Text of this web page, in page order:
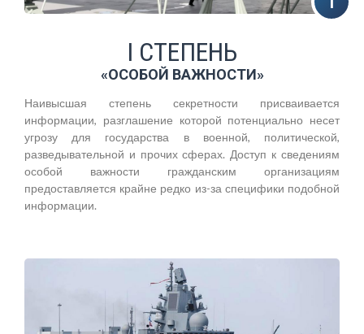
I СТЕПЕНЬ
«ОСОБОЙ ВАЖНОСТИ»
Наивысшая степень секретности присваивается
информации, разглашение которой потенциально несет
угрозу для государства в военной, политической,
разведывательной и прочих сферах. Доступ к сведениям
особой важности гражданским организациям
предоставляется крайне редко из-за специфики подобной
информации.